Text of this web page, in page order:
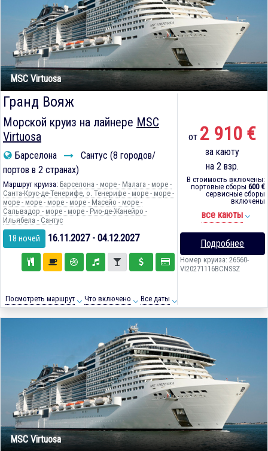
MSC Virtuosa
Гранд Вояж
Морской круиз на лайнере MSC
Virtuosa
Барселона
Сантус (8 городов/
портов в 2 странах)
Маршрут круиза: Барселона - море - Малага - море -
Санта-Крус-де-Тенерифе, о. Тенерифе - море - море -
море - море - море - море - Масейо - море -
Сальвадор - море - море - Рио-де-Жанейро -
Ильябела - Сантус
18 ночей 16.11.2027 - 04.12.2027
Посмотреть маршрут Что включено Все даты
от 2 910 €
за каюту
на 2 взр.
В стоимость включены:
портовые сборы 600 €
сервисные сборы
включены
все каюты
Подробнее
Номер круиза: 26560-
VI20271116BCNSSZ
MSC Virtuosa